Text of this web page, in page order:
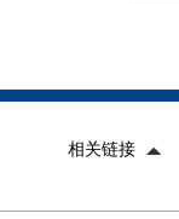
相关链接